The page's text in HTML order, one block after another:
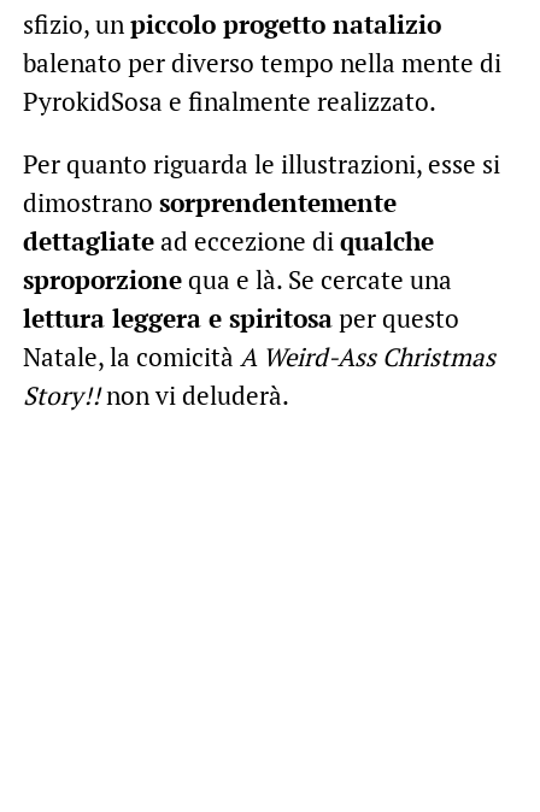
sfizio, unpiccolo progetto natalizio
balenato per diverso tempo nella mente di
PyrokidSosa e finalmente realizzato.
Per quanto riguarda le illustrazioni, esse si
dimostrano sorprendentemente
dettagliatead eccezione diqualche
sproporzionequa e là. Se cercate una
lettura leggera e spiritosaper questo
Natale, la comicità A Weird-Ass Christmas
Story!!non vi deluderà.